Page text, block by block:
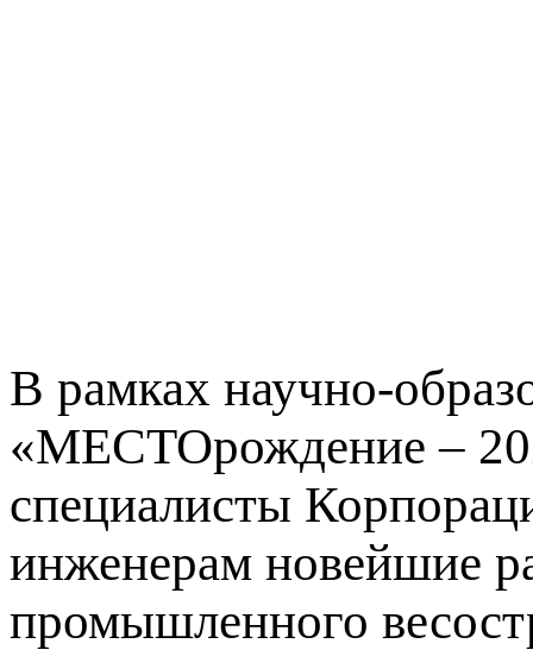
В рамках научно-
«МЕСТОрождение –
специалисты
инженерам новейшие
промышленного